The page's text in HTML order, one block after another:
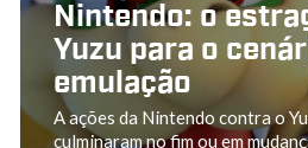
Nintendo: o
Yuzu para o
emulação
A ações da Nintendo contra o
culminaram no fim ou em